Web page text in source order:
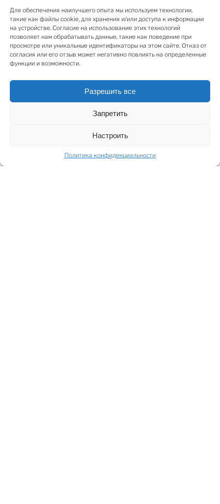
Для обеспечения наилучшего опыта мы используем технологии,
такие как файлы cookie, для хранения и/или доступа к информации
на устройстве. Согласие на использование этих технологий
позволяет нам обрабатывать данные, такие как поведение при
просмотре или уникальные идентификаторы на этом сайте. Отказ от
согласия или его отзыв может негативно повлиять на определенные
функции и возможности.
Разрешить все
Запретить
Настроить
Политика конфиденциальности
хрустальные люстры, бархатные шторы, а также
эксклюзивная итальянская деревянная мебель Cavio
и дизайнерские зеркала. Для отделки стен
использованы высококачественные тканевые обои.
Кухня выполнена из натурального дерева и
(Smeg, Siemens).
В доме 3 спальни, просторная гостиная, гардеробная
(возможно, переоборудованная в дополнительную
спальню), а также 2 ванные комнаты.
Дополнительным бонусом является просторный
а или хобби. В ванных комнатах установлена ​​